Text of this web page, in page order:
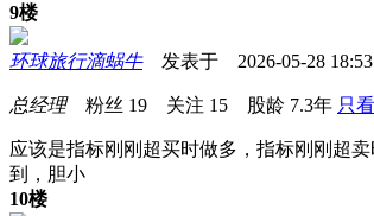
9楼
环球旅行滴蜗牛发表于 2026-05-28 18:53
总经理粉丝 19 关注 15 股龄 7.3年 只
应该是指标刚刚超买时做多，指标刚刚超
到，胆小
10楼